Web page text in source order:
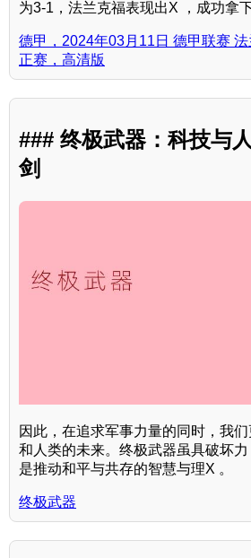
为3-1，法兰克福表现出X ，成功拿
德甲，2024年03月11日 德甲联赛 法
正赛，高清版
### 终极武器：科技与
剑
因此，在追求军事力量的同时，我
和人类的未来。终极武器虽具破坏力
是推动和平与共存的智慧与理X 。
终极武器